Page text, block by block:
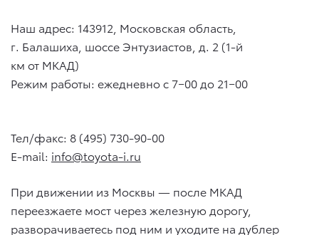
Наш адрес: 143912, Московская область,
г. Балашиха, шоссе Энтузиастов, д. 2 (1-й
км от МКАД)
Режим работы: ежедневно с 7−00 до 21−00
Тел/факс: 8 (495) 730-90-00
E-mail: info@toyota-i.ru
При движении из Москвы — после МКАД
переезжаете мост через железную дорогу,
разворачиваетесь под ним и уходите на дублер